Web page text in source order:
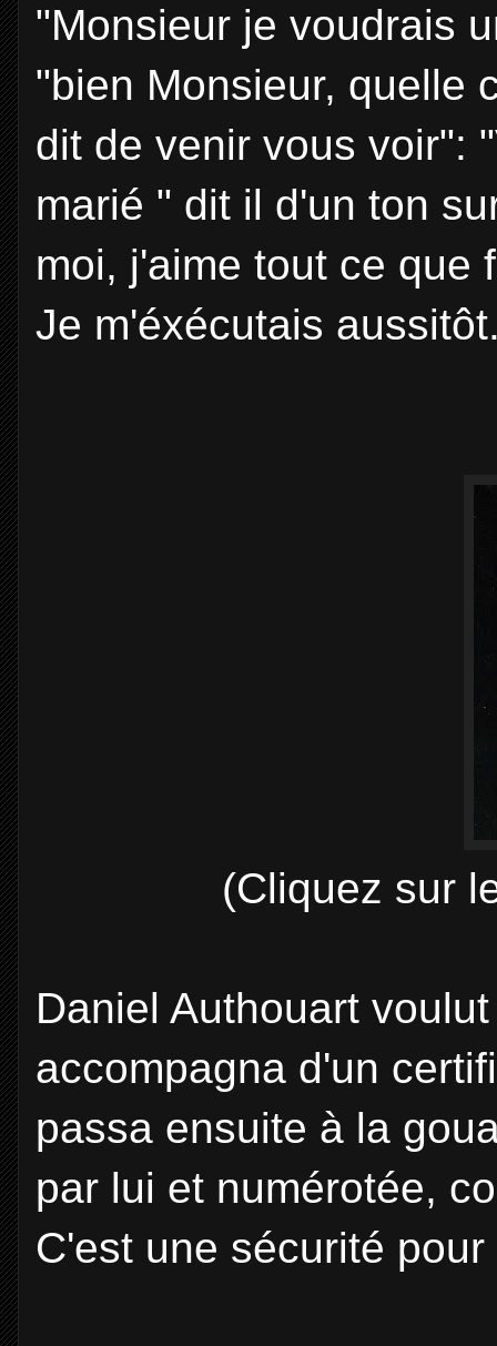
"Monsieur je voudrais
"bien Monsieur, quelle
dit de venir vous voir":
marié " dit il d'un ton
moi, j'aime tout ce que
Je m'éxécutais
(Cliquez sur
Daniel Authouart
accompagna d'un
passa ensuite à la
par lui et numérotée,
C'est une sécurité